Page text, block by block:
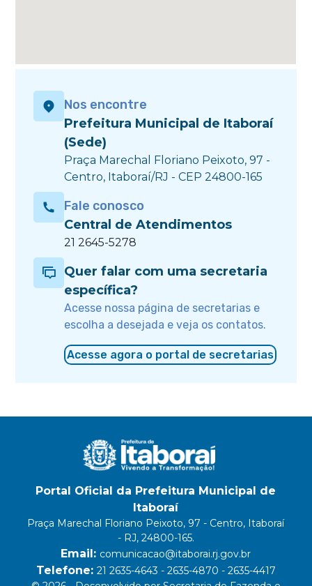
Nos encontre
Prefeitura Municipal de Itaboraí
(Sede)
Praça Marechal Floriano Peixoto, 97 -
Centro, Itaboraí/RJ - CEP 24800-165
Fale conosco
Central de Atendimentos
21 2645-5278
Quer falar com uma secretaria
específica?
Acesse nossa página de secretarias e
escolha a desejada e veja os contatos.
Acesse agora o portal de secretarias
Portal Oficial da Prefeitura Municipal de
Itaboraí
Praça Marechal Floriano Peixoto, 97 - Centro, Itaboraí
- RJ, 24800-165.
Email: comunicacao@itaborai.rj.gov.br
Telefone: 21 2635-4643 - 2635-4870 - 2635-4417